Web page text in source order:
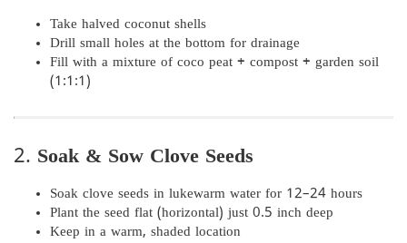
Take halved coconut shells
Drill small holes at the bottom for drainage
Fill with a mixture of coco peat + compost + garden soil
(1:1:1)
2. Soak & Sow Clove Seeds
Soak clove seeds in lukewarm water for 12–24 hours
Plant the seed flat (horizontal) just 0.5 inch deep
Keep in a warm, shaded location